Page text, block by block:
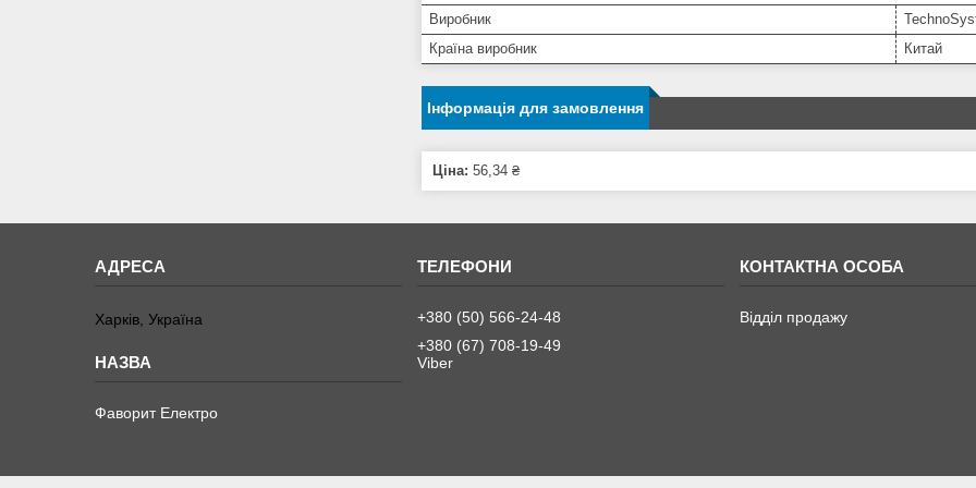
Виробник
Країна виробник
Китай
Інформація для замовлення
Ціна: 56,34 ₴
Харків, Україна
Фаворит Електро
+380 (50) 566-24-48
+380 (67) 708-19-49
Viber
Відділ продажу